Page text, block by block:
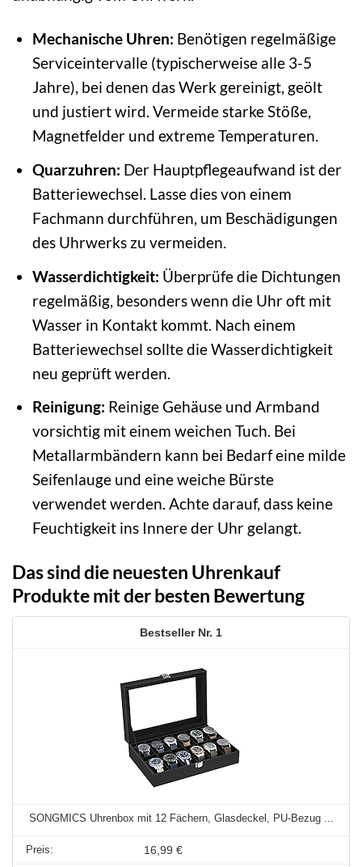
Mechanische Uhren: Benötigen regelmäßige
Serviceintervalle (typischerweise alle 3-5
Jahre), bei denen das Werk gereinigt, geölt
und justiert wird. Vermeide starke Stöße,
Magnetfelder und extreme Temperaturen.
Quarzuhren: Der Hauptpflegeaufwand ist der
Batteriewechsel. Lasse dies von einem
Fachmann durchführen, um Beschädigungen
des Uhrwerks zu vermeiden.
Wasserdichtigkeit: Überprüfe die Dichtungen
regelmäßig, besonders wenn die Uhr oft mit
Wasser in Kontakt kommt. Nach einem
Batteriewechsel sollte die Wasserdichtigkeit
neu geprüft werden.
Reinigung: Reinige Gehäuse und Armband
vorsichtig mit einem weichen Tuch. Bei
Metallarmbändern kann bei Bedarf eine milde
Seifenlauge und eine weiche Bürste
verwendet werden. Achte darauf, dass keine
Feuchtigkeit ins Innere der Uhr gelangt.
Das sind die neuesten Uhrenkauf
Produkte mit der besten Bewertung
1
SONGMICS Uhrenbox mit 12 Fächern, Glasdeckel, PU-Bezug ...
16,99 €